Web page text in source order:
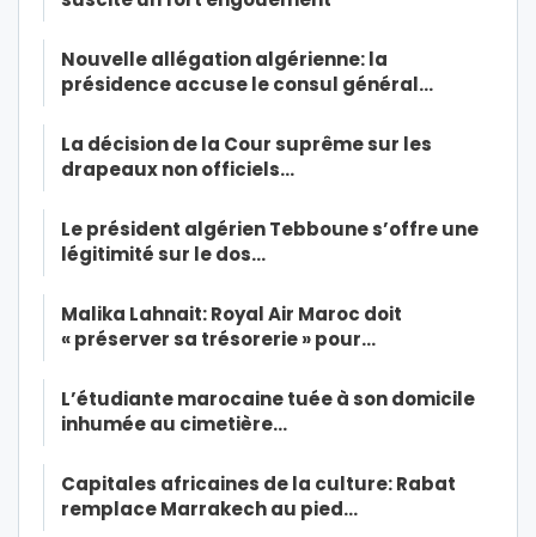
Nouvelle allégation algérienne: la
présidence accuse le consul général…
La décision de la Cour suprême sur les
drapeaux non officiels…
Le président algérien Tebboune s’offre une
légitimité sur le dos…
Malika Lahnait: Royal Air Maroc doit
« préserver sa trésorerie » pour…
L’étudiante marocaine tuée à son domicile
inhumée au cimetière…
Capitales africaines de la culture: Rabat
remplace Marrakech au pied…